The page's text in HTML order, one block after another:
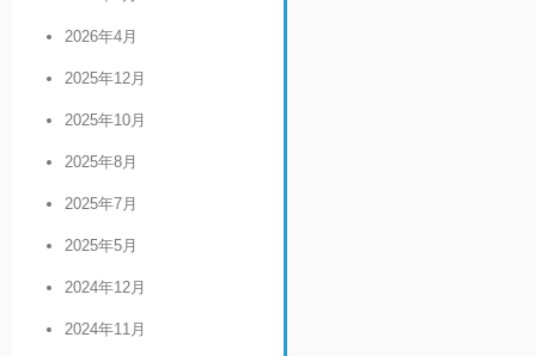
2026年4月
2025年12月
2025年10月
2025年8月
2025年7月
2025年5月
2024年12月
2024年11月